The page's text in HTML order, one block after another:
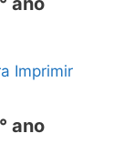
Imprimir
ano